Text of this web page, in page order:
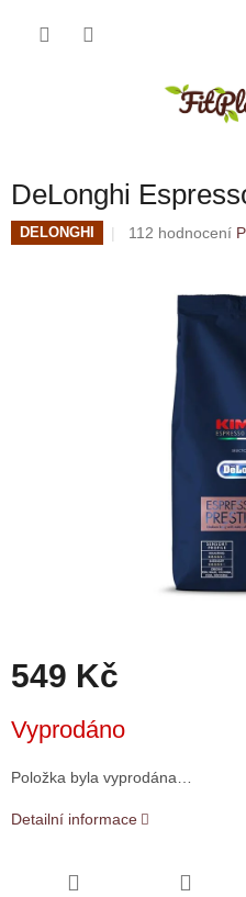
DeLonghi
DELONGHI
Průměrné
hvězdiček.
112 hodnocení
549 Kč
cena:
Vyprodáno
Položka byla vyprodána…
Detailní informace